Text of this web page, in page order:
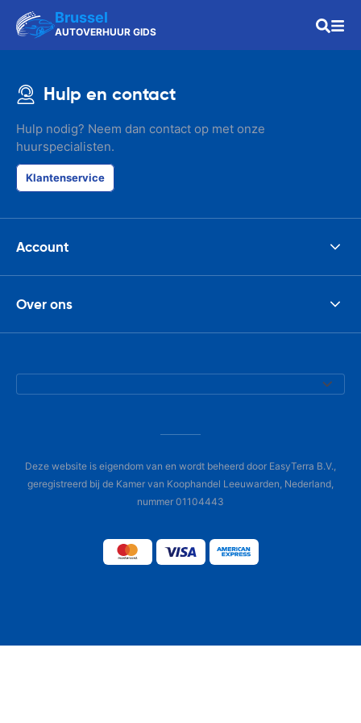
Brussel
AUTOVERHUUR GIDS
Hulp en contact
Hulp nodig? Neem dan contact op met onze
huurspecialisten.
Klantenservice
Account
Over ons
Deze website is eigendom van en wordt beheerd door EasyTerra B.V.,
geregistreerd bij de Kamer van Koophandel Leeuwarden, Nederland,
nummer 01104443